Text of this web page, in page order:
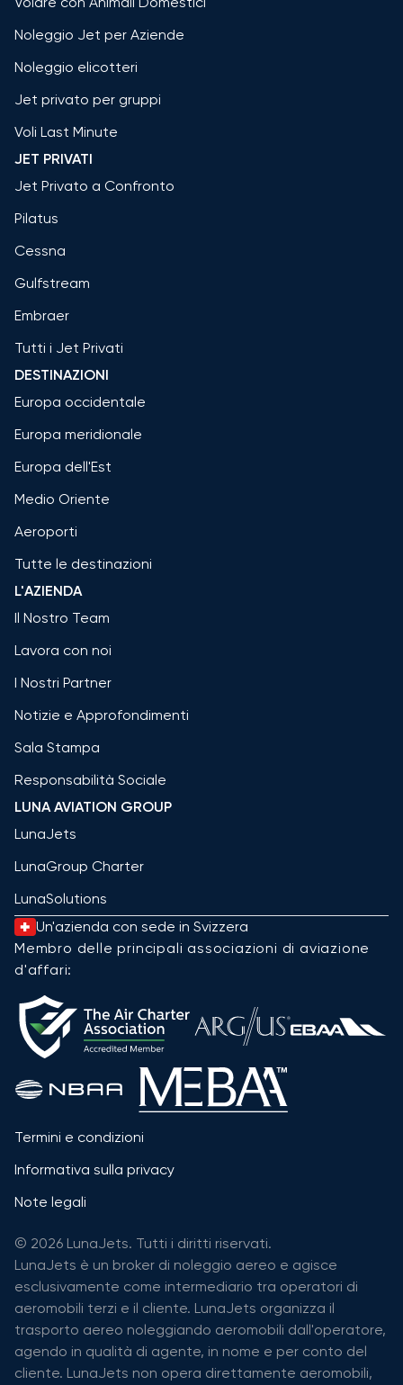
Noleggio Jet per Aziende
Noleggio elicotteri
Jet privato per gruppi
Voli Last Minute
JET PRIVATI
Jet Privato a Confronto
Pilatus
Cessna
Gulfstream
Embraer
Tutti i Jet Privati
DESTINAZIONI
Europa occidentale
Europa meridionale
Europa dell'Est
Medio Oriente
Aeroporti
Tutte le destinazioni
L'AZIENDA
Il Nostro Team
Lavora con noi
I Nostri Partner
Notizie e Approfondimenti
Sala Stampa
Responsabilità Sociale
LUNA AVIATION GROUP
LunaJets
LunaGroup Charter
LunaSolutions
Un'azienda con sede in Svizzera
Membro delle principali associazioni di aviazione
d'affari:
Termini e condizioni
Informativa sulla privacy
Note legali
© 2026 LunaJets. Tutti i diritti riservati.
LunaJets è un broker di noleggio aereo e agisce
esclusivamente come intermediario tra operatori di
aeromobili terzi e il cliente. LunaJets organizza il
trasporto aereo noleggiando aeromobili dall'operatore,
agendo in qualità di agente, in nome e per conto del
cliente. LunaJets non opera direttamente aeromobili,